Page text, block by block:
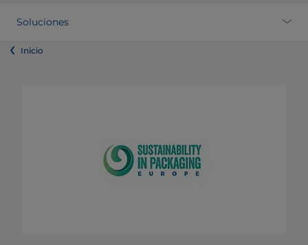
Soluciones
Inicio